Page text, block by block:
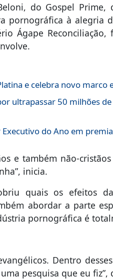
do Gospel Prime,
pornográfica à alegria
Ágape
e celebra novo marco
ultrapassar 50 milhões
do Ano em
e também não-
inicia.
quais os efeitos
abordar a parte
pornográfica é
Dentro
pesquisa que eu fiz”,